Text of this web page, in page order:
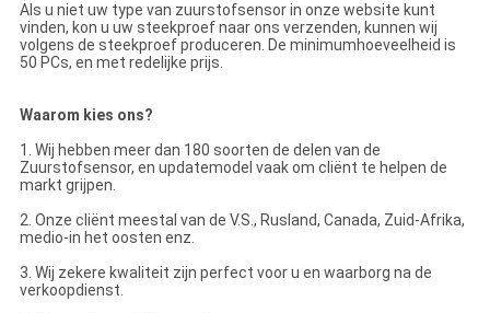
Als u niet uw type van zuurstofsensor in onze website kunt
vinden, kon u uw steekproef naar ons verzenden, kunnen wij
volgens de steekproef produceren. De minimumhoeveelheid is
50 PCs, en met redelijke prijs.
Waarom kies ons?
1. Wij hebben meer dan 180 soorten de delen van de
Zuurstofsensor, en updatemodel vaak om cliënt te helpen de
markt grijpen.
2. Onze cliënt meestal van de V.S., Rusland, Canada, Zuid-Afrika,
medio-in het oosten enz.
3. Wij zekere kwaliteit zijn perfect voor u en waarborg na de
verkoopdienst.